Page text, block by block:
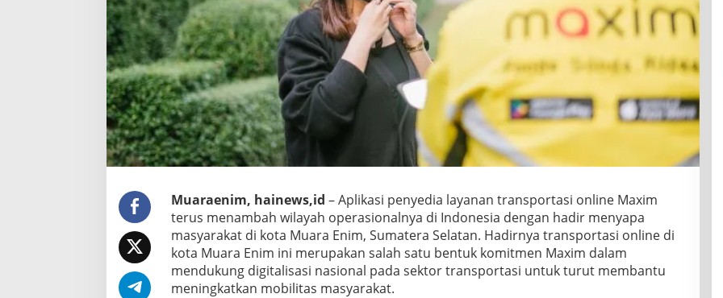
Muaraenim, hainews,id – Aplikasi penyedia layanan transportasi online Maxim
terus menambah wilayah operasionalnya di Indonesia dengan hadir menyapa
masyarakat di kota Muara Enim, Sumatera Selatan. Hadirnya transportasi online di
kota Muara Enim ini merupakan salah satu bentuk komitmen Maxim dalam
mendukung digitalisasi nasional pada sektor transportasi untuk turut membantu
meningkatkan mobilitas masyarakat.